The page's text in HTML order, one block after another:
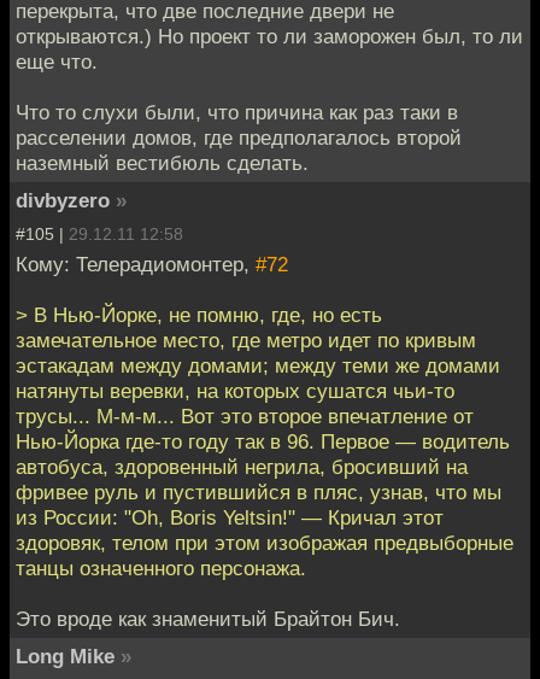
перекрыта, что две последние двери не
открываются.) Но проект то ли заморожен был, то ли
еще что.
Что то слухи были, что причина как раз таки в
расселении домов, где предполагалось второй
наземный вестибюль сделать.
divbyzero »
#105 | 29.12.11 12:58
Кому: Телерадиомонтер, #72
> В Нью-Йорке, не помню, где, но есть
замечательное место, где метро идет по кривым
эстакадам между домами; между теми же домами
натянуты веревки, на которых сушатся чьи-то
трусы... М-м-м... Вот это второе впечатление от
Нью-Йорка где-то году так в 96. Первое — водитель
автобуса, здоровенный негрила, бросивший на
фривее руль и пустившийся в пляс, узнав, что мы
из России: "Oh, Boris Yeltsin!" — Кричал этот
здоровяк, телом при этом изображая предвыборные
танцы означенного персонажа.
Это вроде как знаменитый Брайтон Бич.
Long Mike »